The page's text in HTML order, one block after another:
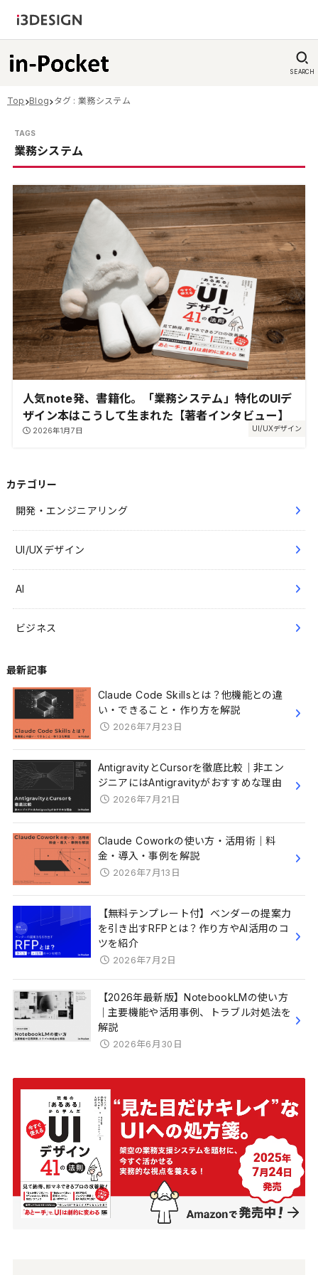
SEARCH
Top Blog タグ : 業務システム
業務システム
UI/UXデザイン
人気note発、書籍化。「業務システム」特化のUIデ
ザイン本はこうして生まれた【著者インタビュー】
2026年1月7日
カテゴリー
開発・エンジニアリング
UI/UXデザイン
AI
ビジネス
最新記事
Claude Code Skillsとは？他機能との違
い・できること・作り方を解説
2026年7月23日
AntigravityとCursorを徹底比較｜非エン
ジニアにはAntigravityがおすすめな理由
2026年7月21日
Claude Coworkの使い方・活用術｜料
金・導入・事例を解説
2026年7月13日
【無料テンプレート付】ベンダーの提案力
を引き出すRFPとは？作り方やAI活用のコ
ツを紹介
2026年7月2日
【2026年最新版】NotebookLMの使い方
｜主要機能や活用事例、トラブル対処法を
解説
2026年6月30日